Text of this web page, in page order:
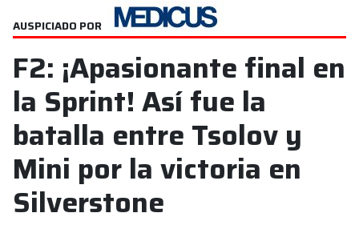
AUSPICIADO POR
F2: ¡Apasionante final en
la Sprint! Así fue la
batalla entre Tsolov y
Mini por la victoria en
Silverstone